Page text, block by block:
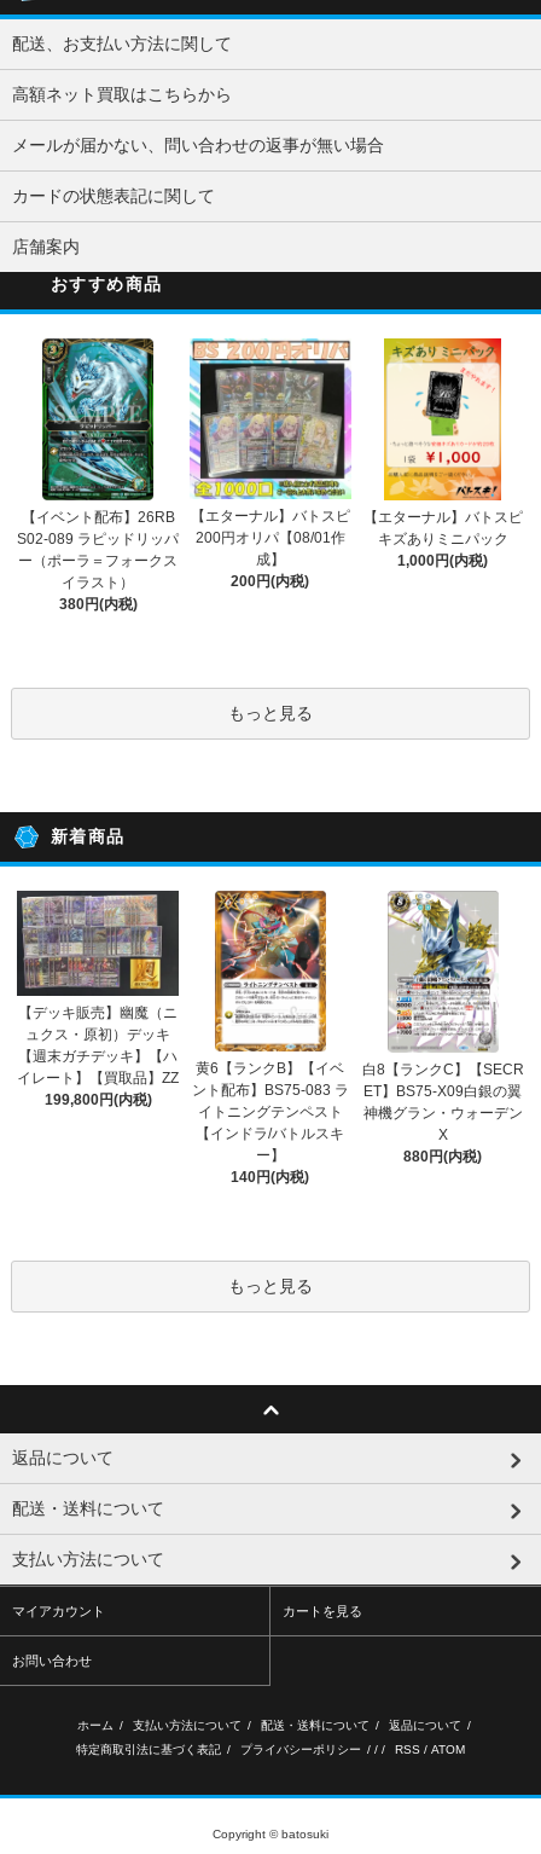
配送、お支払い方法に関して
高額ネット買取はこちらから
メールが届かない、問い合わせの返事が無い場合
カードの状態表記に関して
店舗案内
おすすめ商品
【イベント配布】26RB
S02-089 ラピッドリッパ
ー（ポーラ＝フォークス
イラスト）
380円(内税)
【エターナル】バトスピ
200円オリパ【08/01作
成】
200円(内税)
【エターナル】バトスピ
キズありミニパック
1,000円(内税)
もっと見る
新着商品
【デッキ販売】幽魔（ニ
ュクス・原初）デッキ
【週末ガチデッキ】【ハ
イレート】【買取品】ZZ
199,800円(内税)
黄6【ランクB】【イベ
ント配布】BS75-083 ラ
イトニングテンペスト
【インドラ/バトルスキ
ー】
140円(内税)
白8【ランクC】【SECR
ET】BS75-X09白銀の翼
神機グラン・ウォーデン
X
880円(内税)
もっと見る
返品について
配送・送料について
支払い方法について
マイアカウント カートを見る
お問い合わせ
ホーム / 支払い方法について / 配送・送料について / 返品について /
特定商取引法に基づく表記 / プライバシーポリシー / / / RSS / ATOM
Copyright © batosuki